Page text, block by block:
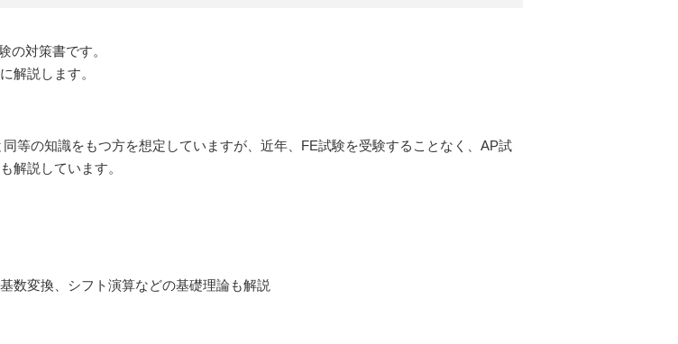
の対策書です。
解説します。
等の知識をもつ方を想定していますが、近年、FE試験を受験することなく、AP試
解説しています。
数変換、シフト演算などの基礎理論も解説